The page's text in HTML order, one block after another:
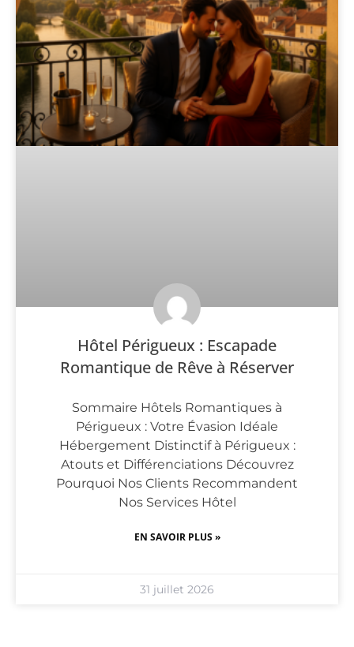
Hôtel Périgueux : Escapade
Romantique de Rêve à Réserver
Sommaire Hôtels Romantiques à
Périgueux : Votre Évasion Idéale
Hébergement Distinctif à Périgueux :
Atouts et Différenciations Découvrez
Pourquoi Nos Clients Recommandent
Nos Services Hôtel
EN SAVOIR PLUS »
31 juillet 2026